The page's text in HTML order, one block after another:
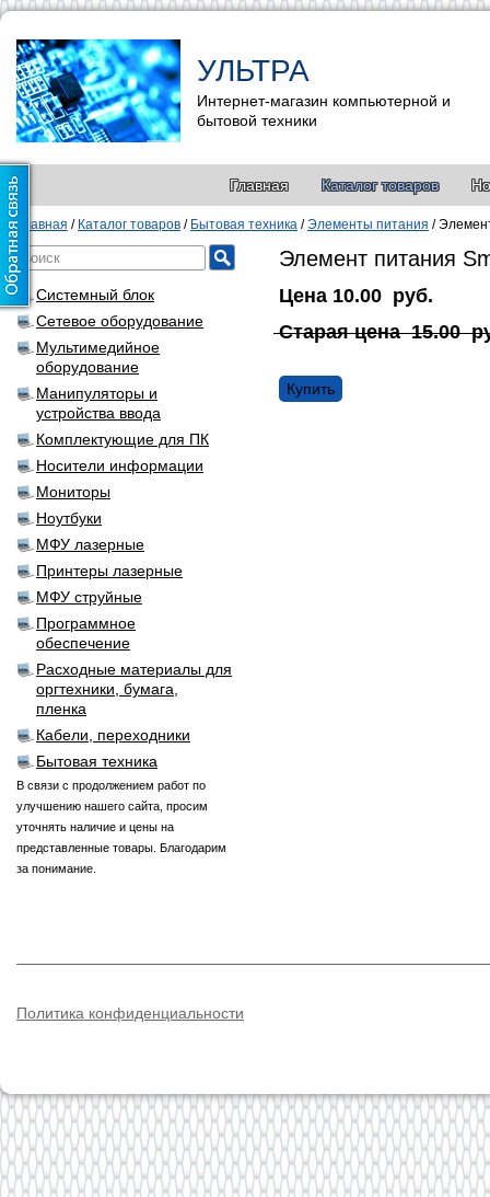
УЛЬТРА
Интернет-магазин компьютерной и
бытовой техники
Главная Каталог товаров
Главная / Каталог товаров / Бытовая техника / Элементы питания /
Системный блок
Сетевое оборудование
Мультимедийное
оборудование
Манипуляторы и
устройства ввода
Комплектующие для ПК
Носители информации
Мониторы
Ноутбуки
МФУ лазерные
Принтеры лазерные
МФУ струйные
Программное
обеспечение
Расходные материалы для
оргтехники, бумага,
пленка
Кабели, переходники
Бытовая техника
В связи с продолжением работ по
улучшению нашего сайта, просим
уточнять наличие и цены на
представленные товары. Благодарим
за понимание.
Элемент питания
Цена 10.00 руб.
Старая цена 15.00
Купить
Политика конфиденциальности